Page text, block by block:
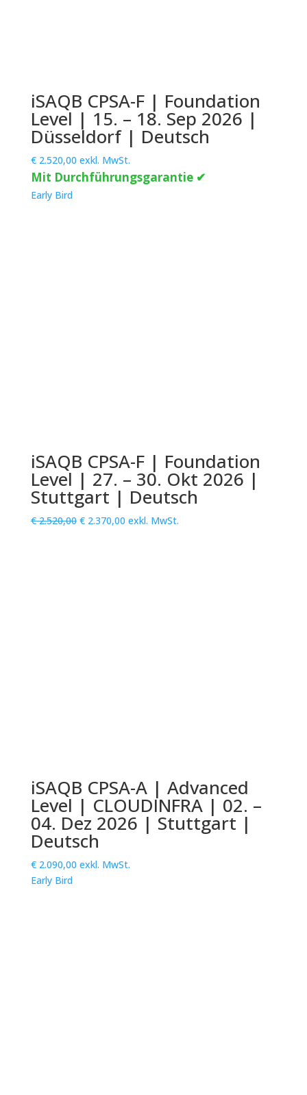
iSAQB CPSA-F | Foundation
Level | 15. – 18. Sep 2026 |
Düsseldorf | Deutsch
€2.520,00 exkl. MwSt.
Mit Durchführungsgarantie ✔
Early Bird
iSAQB CPSA-F | Foundation
Level | 27. – 30. Okt 2026 |
Stuttgart | Deutsch
€2.520,00 Ursprünglicher
€2.370,00Aktueller
exkl. MwSt.
iSAQB CPSA-A | Advanced
Level | CLOUDINFRA | 02. –
04. Dez 2026 | Stuttgart |
Deutsch
€2.090,00 exkl. MwSt.
Early Bird